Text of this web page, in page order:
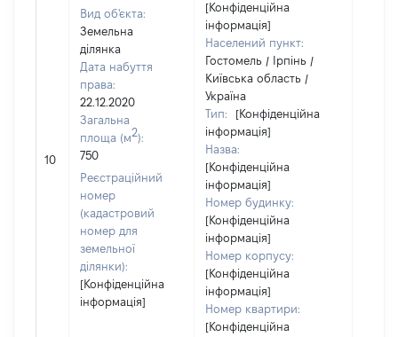
10
Вид об'єкта:
Земельна
ділянка
Дата набуття
права:
22.12.2020
Загальна
площа (м2):
750
Реєстраційний
номер
(кадастровий
номер для
земельної
ділянки):
[Конфіденційна
інформація]
[Конфіденційна
інформація]
Населений пункт:
Гостомель / Ірпінь /
Київська область /
Україна
Тип:
[Конфіденційна
інформація]
Назва:
[Конфіденційна
інформація]
Номер будинку:
[Конфіденційна
інформація]
Номер корпусу:
[Конфіденційна
інформація]
Номер квартири:
[Конфіденційна